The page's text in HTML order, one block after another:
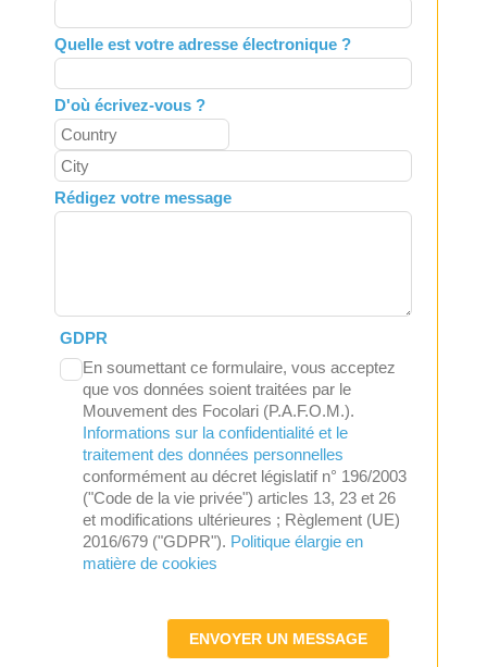
Quelle est votre adresse électronique ?
D'où écrivez-vous ?
Rédigez votre message
GDPR
En soumettant ce formulaire, vous acceptez
que vos données soient traitées par le
Mouvement des Focolari (P.A.F.O.M.).
Informations sur la confidentialité et le
traitement des données personnelles
conformément au décret législatif n° 196/2003
("Code de la vie privée") articles 13, 23 et 26
et modifications ultérieures ; Règlement (UE)
2016/679 ("GDPR"). Politique élargie en
matière de cookies
ENVOYER UN MESSAGE